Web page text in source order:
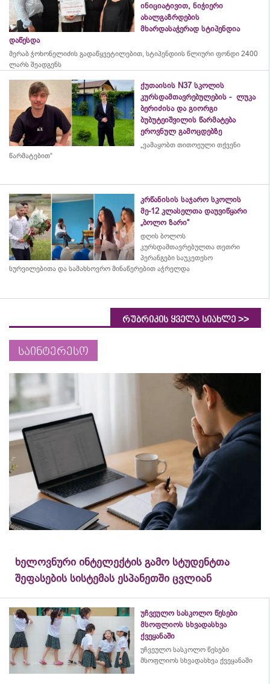
ინიციატივით, ნიჭიერი
ახალგაზრდების
მხარდასაჭერად სტიპენდია
დაწესდა
მერაბ ჭოხონელიძის გადაწყვეტილებით, სტიპენდიის წლიური ფონდი 2400
ლარს შეადგენს
ქუთაისის N37 სკოლის
კურსდამთავრებულების - ლუკა
ბერიძისა და გიორგი
ბუბუტეიშვილის წარმატება
ეროვნულ გამოცდებზე
„ვამაყობთ თითოეული თქვენი
წარმატებით“
კრწანისის საჯარო სკოლის
მე-12 კლასელთა დაუვიწყარი
„ბოლო ზარი“
დღის ბოლოს
კურსდამთავრებულთა თეთრი
პერანგები საუკეთესო
სურვილებითა და სამახსოვრო მინაწერებით აჭრელდა
რუბრიკის ყველა სიახლე >>
საინტერესო
ხელოვნური ინტელექტის გამო სტუდენტთა
შეფასების სისტემას ესპანეთში ცვლიან
უჩვეულო სასკოლო წესები
მსოფლიოს სხვადასხვა
ქვეყანაში
უჩვეულო სასკოლო წესები
მსოფლიოს სხვადასხვა ქვეყანაში